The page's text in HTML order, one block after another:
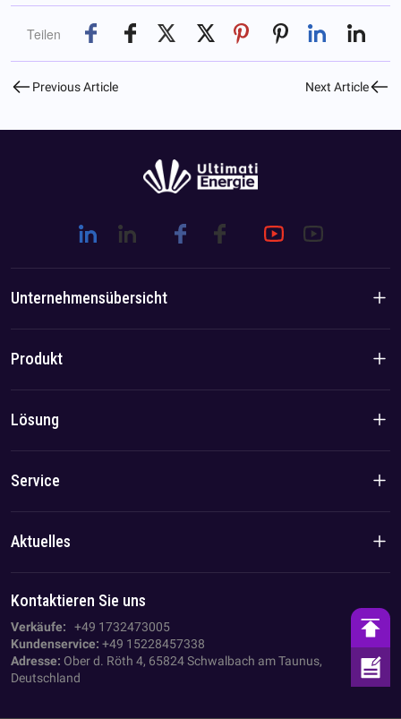
Teilen
Previous Article Next Article
Unternehmensübersicht
Unternehmensvorstellung
Team-/Lokalvorteil
Produkt
Produkte für den Wohnbereich
Lösung
Lösung
Service
Datenschutzrichtlinie
AGB
Aktuelles
Unternehmens Nachrichten
Branchen-News
Kontaktieren Sie uns
Verkäufe:
+49 1732473005
Kundenservice: +49 15228457338
Adresse: Ober d. Röth 4, 65824 Schwalbach am Taunus,
Deutschland